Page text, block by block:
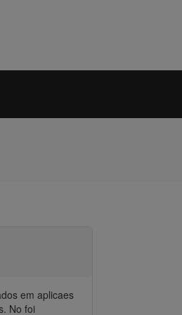
em aplicaes
No foi